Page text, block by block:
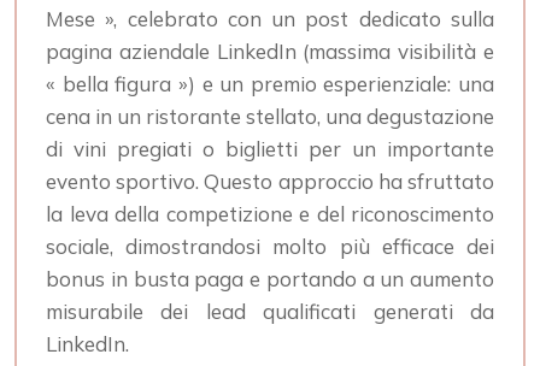
Mese », celebrato con un post dedicato sulla
pagina aziendale LinkedIn (massima visibilità e
« bella figura ») e un premio esperienziale: una
cena in un ristorante stellato, una degustazione
di vini pregiati o biglietti per un importante
evento sportivo. Questo approccio ha sfruttato
la leva della competizione e del riconoscimento
sociale, dimostrandosi molto più efficace dei
bonus in busta paga e portando a un aumento
misurabile dei lead qualificati generati da
LinkedIn.